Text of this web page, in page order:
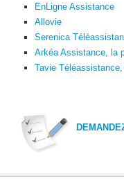
EnLigne Assistance
Allovie
Serenica
Arkéa Assistance, la
Tavie